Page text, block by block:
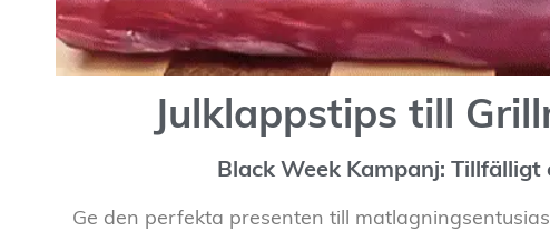
Julklappstips till
Black Week Kampanj: Tillfälligt
Ge den perfekta presenten till